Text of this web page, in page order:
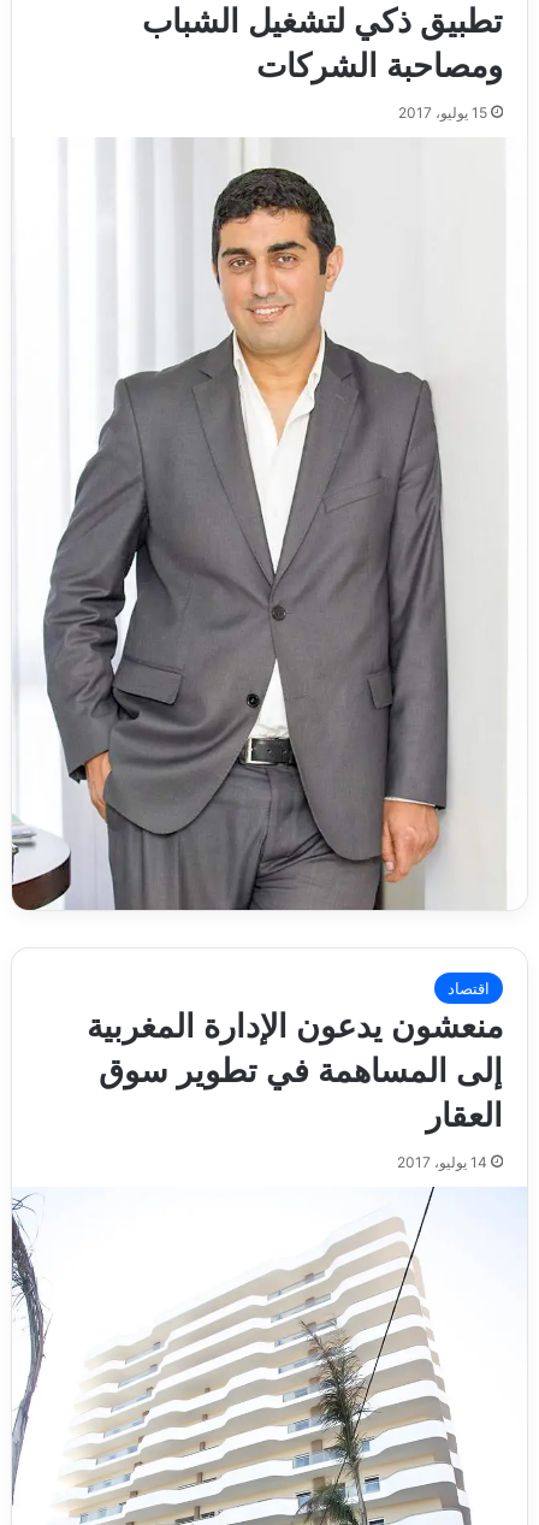
تطبيق ذكي لتشغيل الشباب
ومصاحبة الشركات
15 يوليو، 2017
اقتصاد
منعشون يدعون الإدارة المغربية
إلى المساهمة في تطوير سوق
العقار
14 يوليو، 2017